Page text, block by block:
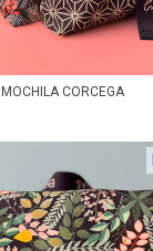
MOCHILA CORCEGA